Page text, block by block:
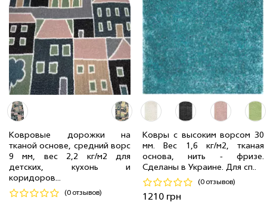
Ковровые дорожки на
тканой основе, средний ворс
9 мм, вес 2,2 кг/м2 для
детских, кухонь и
коридоров...
(0 отзывов)
1.00 м 4 мп 743 грн/мп
Код 20849
Ковры с высоким ворсом 30
мм. Вес 1,6 кг/м2, тканая
основа, нить - фризе.
Сделаны в Украине. Для сп..
(0 отзывов)
1210 грн
1.20 x 1.60 м 2 шт 1 210 грн
Код 19550